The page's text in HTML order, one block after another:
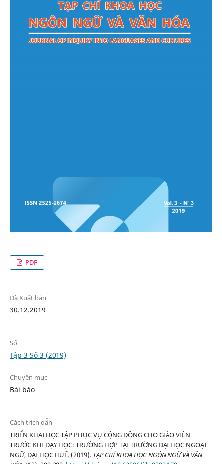
PDF
Đã Xuất bản
30.12.2019
Số
Tập 3 Số 3 (2019)
Chuyên mục
Bài báo
Cách trích dẫn
TRIỂN KHAI HỌC TẬP PHỤC VỤ CỘNG ĐỒNG CHO GIÁO VIÊN
TRƯỚC KHI DẠY HỌC: TRƯỜNG HỢP TẠI TRƯỜNG ĐẠI HỌC NGOẠI
NGỮ, ĐẠI HỌC HUẾ. (2019). TẠP CHÍ KHOA HỌC NGÔN NGỮ VÀ VĂN